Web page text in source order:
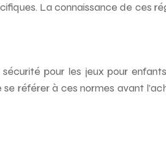
La connaissance de ces
pour les jeux pour
référer à ces normes avant